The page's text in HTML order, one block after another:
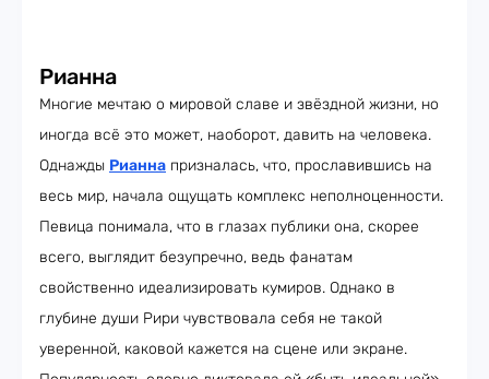
Рианна
Многие мечтаю о мировой славе и звёздной жизни, но
иногда всё это может, наоборот, давить на человека.
Однажды Рианна призналась, что, прославившись на
весь мир, начала ощущать комплекс неполноценности.
Певица понимала, что в глазах публики она, скорее
всего, выглядит безупречно, ведь фанатам
свойственно идеализировать кумиров. Однако в
глубине души Рири чувствовала себя не такой
уверенной, каковой кажется на сцене или экране.